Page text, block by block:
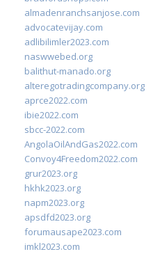
almadenranchsanjose.com
advocatevijay.com
adlibilimler2023.com
naswwebed.org
balithut-manado.org
alteregotradingcompany.org
aprce2022.com
ibie2022.com
sbcc-2022.com
AngolaOilAndGas2022.com
Convoy4Freedom2022.com
grur2023.org
hkhk2023.org
napm2023.org
apsdfd2023.org
forumausape2023.com
imkl2023.com